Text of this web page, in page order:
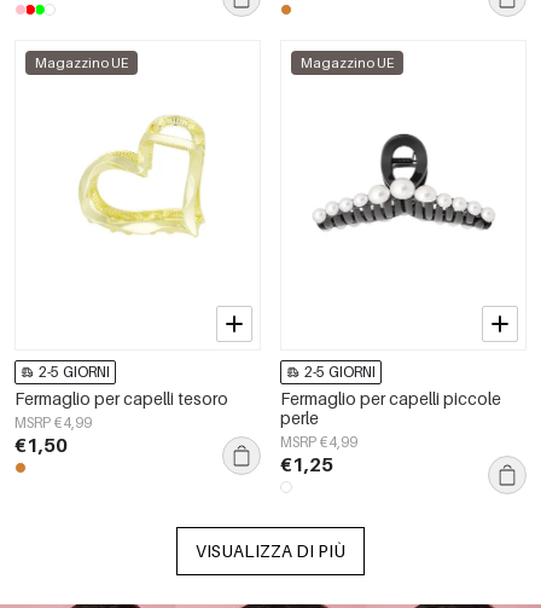
Magazzino UE
2-5 GIORNI
Fermaglio per capelli tesoro
MSRP €4,99
€1,50
Magazzino UE
2-5 GIORNI
Fermaglio per capelli piccole
perle
MSRP €4,99
€1,25
VISUALIZZA DI PIÙ